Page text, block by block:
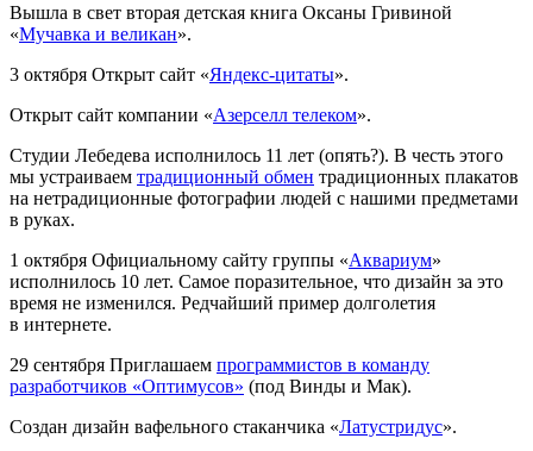
Вышла в свет вторая детская книга Оксаны Гривиной
«Мучавка и великан».
3 октября Открыт сайт «Яндекс-цитаты».
Открыт сайт компании «Азерселл телеком».
Студии Лебедева исполнилось 11 лет (опять?). В честь этого
мы устраиваем традиционный обмен традиционных плакатов
на нетрадиционные фотографии людей с нашими предметами
в руках.
1 октября Официальному сайту группы «Аквариум»
исполнилось 10 лет. Самое поразительное, что дизайн за это
время не изменился. Редчайший пример долголетия
в интернете.
29 сентября Приглашаем программистов в команду
разработчиков «Оптимусов» (под Винды и Мак).
Создан дизайн вафельного стаканчика «Латустридус».